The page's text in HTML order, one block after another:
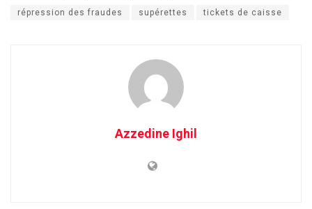
répression des fraudes supérettes tickets de caisse
Azzedine Ighil